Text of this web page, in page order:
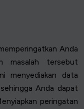
Anda
masalah tersebut
menyediakan data
Anda dapat
peringatan